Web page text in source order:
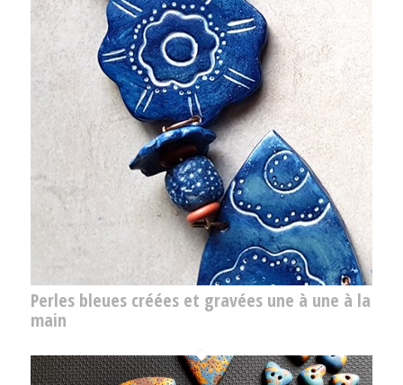
Perles bleues créées et gravées une à une à la
main